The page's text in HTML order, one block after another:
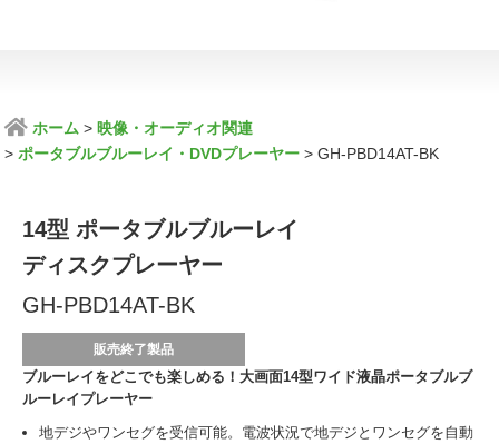
ホーム
映像・オーディオ関連
ポータブルブルーレイ・DVDプレーヤー
GH-PBD14AT-BK
14型 ポータブルブルーレイ
ディスクプレーヤー
GH-PBD14AT-BK
販売終了製品
ブルーレイをどこでも楽しめる！大画面14型ワイド液晶ポータブルブ
ルーレイプレーヤー
地デジやワンセグを受信可能。電波状況で地デジとワンセグを自動